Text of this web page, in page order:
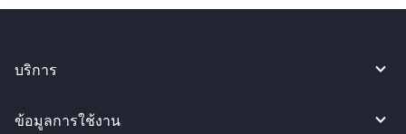
บริการ
ข้อมูลการใช้งาน